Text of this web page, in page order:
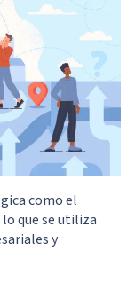
como el
que se utiliza
y